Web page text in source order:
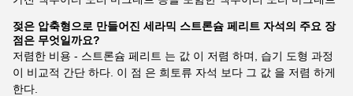
젖은 압축형으로 만들어진 세라믹 스트론슘 페리트 자석의 주요 장
점은 무엇일까요?
저렴한 비용 - 스트론슘 페리트 는 값 이 저렴 하며, 습기 도형 과정
이 비교적 간단 하다. 이 점 은 희토류 자석 보다 그 값 을 저렴 하게
한다.